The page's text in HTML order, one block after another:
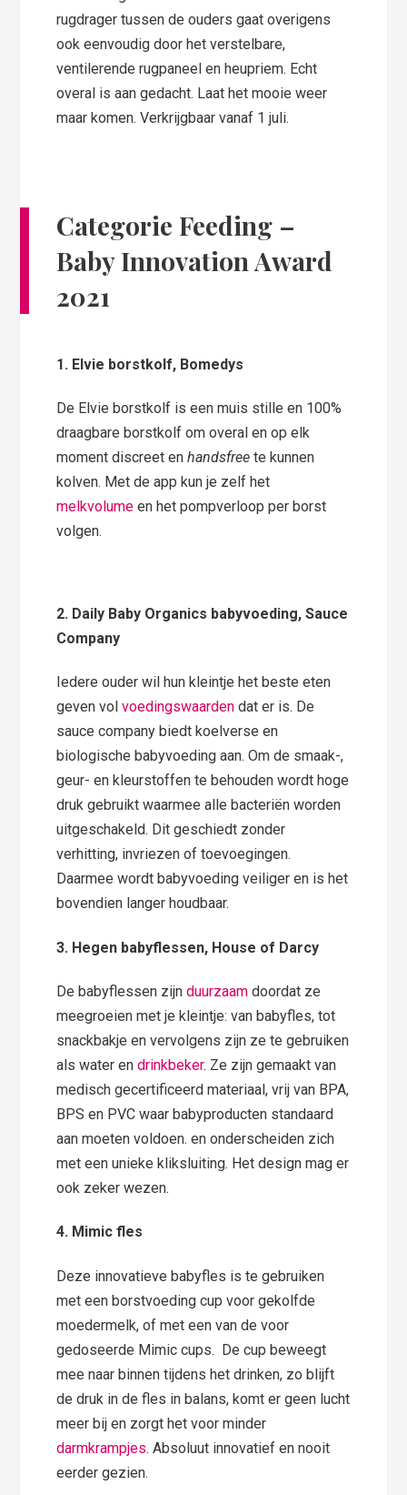
rugdrager tussen de ouders gaat overigens
ook eenvoudig door het verstelbare,
ventilerende rugpaneel en heupriem. Echt
overal is aan gedacht. Laat het mooie weer
maar komen. Verkrijgbaar vanaf 1 juli.
Categorie Feeding –
Baby Innovation Award
2021
1. Elvie borstkolf, Bomedys
De Elvie borstkolf is een muis stille en 100%
draagbare borstkolf om overal en op elk
moment discreet enhandsfreete kunnen
kolven. Met de app kun je zelf het
melkvolume en het pompverloop per borst
volgen.
2. Daily Baby Organics babyvoeding, Sauce
Company
Iedere ouder wil hun kleintje het beste eten
geven volvoedingswaarden dat er is. De
sauce company biedt koelverse en
biologische babyvoeding aan. Om de smaak-,
geur- en kleurstoffen te behouden wordt hoge
druk gebruikt waarmee alle bacteriën worden
uitgeschakeld. Dit geschiedt zonder
verhitting, invriezen of toevoegingen.
Daarmee wordt babyvoeding veiliger en is het
bovendien langer houdbaar.
3. Hegen babyflessen, House of Darcy
De babyflessen zijnduurzaam doordat ze
meegroeien met je kleintje: van babyfles, tot
snackbakje en vervolgens zijn ze te gebruiken
als water endrinkbeker. Ze zijn gemaakt van
medisch gecertificeerd materiaal, vrij van BPA,
BPS en PVC waar babyproducten standaard
aan moeten voldoen. en onderscheiden zich
met een unieke kliksluiting. Het design mag er
ook zeker wezen.
4. Mimic fles
Deze innovatieve babyfles is te gebruiken
met een borstvoeding cup voor gekolfde
moedermelk, of met een van de voor
gedoseerde Mimic cups. De cup beweegt
mee naar binnen tijdens het drinken, zo blijft
de druk in de fles in balans, komt er geen lucht
meer bij en zorgt het voor minder
darmkrampjes. Absoluut innovatief en nooit
eerder gezien.